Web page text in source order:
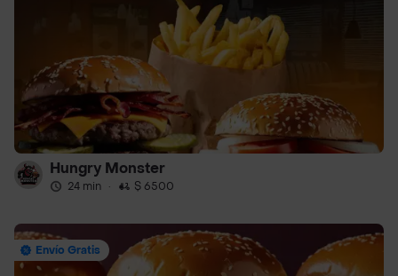
Hungry Monster
24 min · $ 6500
Envío Gratis